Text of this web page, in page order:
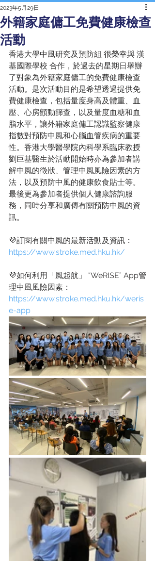
外籍家庭傭工免費健康檢查
活動
2023年5月29日
香港大學中風研究及預防組 很榮幸與 漢
基國際學校 合作，於過去的星期日舉辦
了對象為外籍家庭傭工的免費健康檢查
活動。是次活動目的是希望透過提供免
費健康檢查，包括量度身高及體重、血
壓、心房顫動篩查，以及量度血糖和血
脂水平，讓外籍家庭傭工認識監察健康
指數對預防中風和心腦血管疾病的重要
性。香港大學醫學院內科學系臨床教授
劉巨基醫生於活動開始時亦為參加者講
解中風的徵狀、管理中風風險因素的方
法，以及預防中風的健康飲食貼士等。
最後更為參加者提供個人健康諮詢服
務，同時分享和廣傳有關預防中風的資
訊。
💜訂閱有關中風的最新活動及資訊：
https://www.stroke.med.hku.hk/
💜如何利用「風起航」 “WeRISE” App管
理中風風險因素：
https://www.stroke.med.hku.hk/weris
e-app